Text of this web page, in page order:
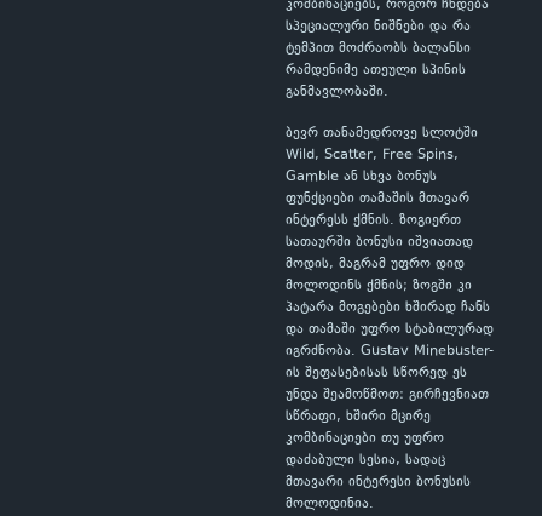
კომბინაციებს, როგორ ჩნდება
სპეციალური ნიშნები და რა
ტემპით მოძრაობს ბალანსი
რამდენიმე ათეული სპინის
განმავლობაში.
ბევრ თანამედროვე სლოტში
Wild, Scatter, Free Spins,
Gamble ან სხვა ბონუს
ფუნქციები თამაშის მთავარ
ინტერესს ქმნის. ზოგიერთ
სათაურში ბონუსი იშვიათად
მოდის, მაგრამ უფრო დიდ
მოლოდინს ქმნის; ზოგში კი
პატარა მოგებები ხშირად ჩანს
და თამაში უფრო სტაბილურად
იგრძნობა. Gustav Minebuster-
ის შეფასებისას სწორედ ეს
უნდა შეამოწმოთ: გირჩევნიათ
სწრაფი, ხშირი მცირე
კომბინაციები თუ უფრო
დაძაბული სესია, სადაც
მთავარი ინტერესი ბონუსის
მოლოდინია.